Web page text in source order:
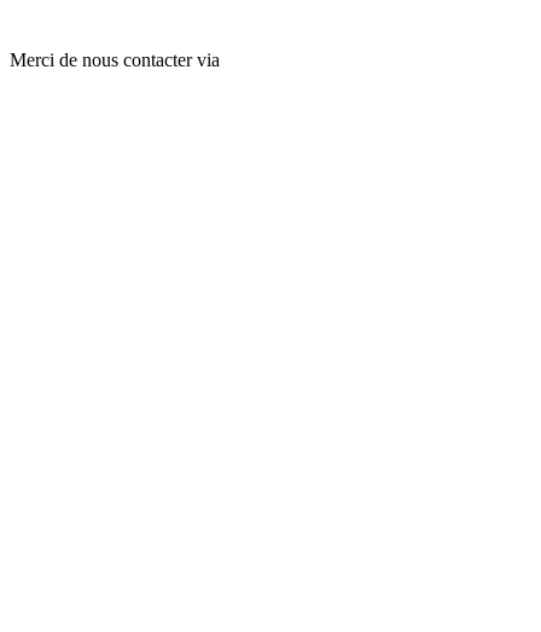
Merci de nous contacter via